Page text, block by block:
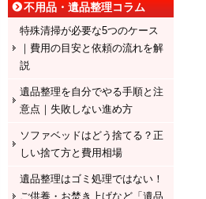
不用品・遺品整理コラム
特殊清掃が必要な5つのケース
｜費用の目安と依頼の流れを解
説
遺品整理を自分でやる手順と注
意点｜失敗しない進め方
ソファベッドはどう捨てる？正
しい捨て方と費用相場
遺品整理はゴミ処理ではない！
ご供養・お焚き上げなど「遺品